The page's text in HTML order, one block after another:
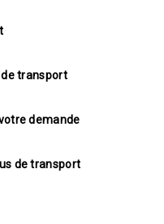
transport
demande
de transport